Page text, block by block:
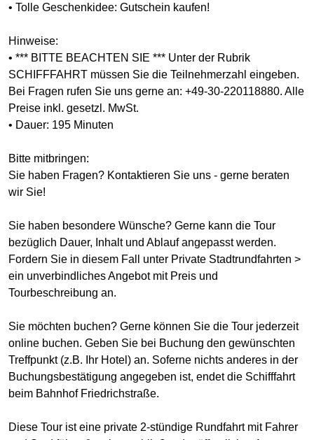
• Tolle Geschenkidee: Gutschein kaufen!
Hinweise:
• *** BITTE BEACHTEN SIE *** Unter der Rubrik
SCHIFFFAHRT müssen Sie die Teilnehmerzahl eingeben.
Bei Fragen rufen Sie uns gerne an: +49-30-220118880. Alle
Preise inkl. gesetzl. MwSt.
• Dauer: 195 Minuten
Bitte mitbringen:
Sie haben Fragen? Kontaktieren Sie uns - gerne beraten
wir Sie!
Sie haben besondere Wünsche? Gerne kann die Tour
bezüglich Dauer, Inhalt und Ablauf angepasst werden.
Fordern Sie in diesem Fall unter Private Stadtrundfahrten >
ein unverbindliches Angebot mit Preis und
Tourbeschreibung an.
Sie möchten buchen? Gerne können Sie die Tour jederzeit
online buchen. Geben Sie bei Buchung den gewünschten
Treffpunkt (z.B. Ihr Hotel) an. Soferne nichts anderes in der
Buchungsbestätigung angegeben ist, endet die Schifffahrt
beim Bahnhof Friedrichstraße.
Diese Tour ist eine private 2-stündige Rundfahrt mit Fahrer